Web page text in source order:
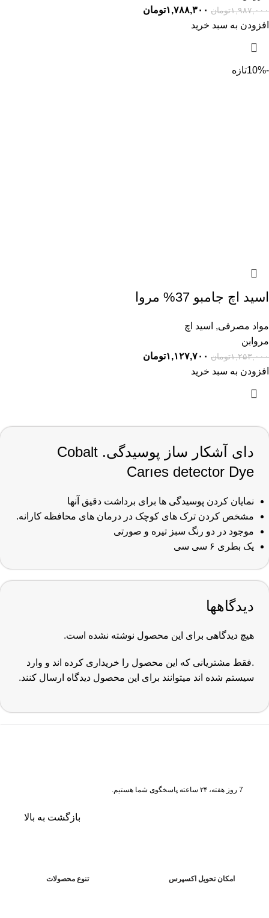
۱,۹۸۷,۰۰۰تومان ۱,۷۸۸,۳۰۰تومان
افزودن به سبد خرید
-10% تازه
اسید اچ جامبو 37% مروا
مواد مصرفی, اسید اچ
مروابن
۱,۲۵۳,۰۰۰تومان ۱,۱۲۷,۷۰۰تومان
افزودن به سبد خرید
دای آشکار ساز پوسیدگی. Cobalt
Carıes detector Dye
نمایان کردن پوسیدگی ها برای برداشت دقیق آنها
مشخص کردن ترک های کوچک در درمان های محافظه کارانه.
موجود در دو رنگ سبز تیره و صورتی
یک بطری ۶ سی سی
دیدگاهها
هیچ دیدگاهی برای این محصول نوشته نشده است.
.فقط مشتریانی که این محصول را خریداری کرده اند و وارد
سیستم شده اند میتوانند برای این محصول دیدگاه ارسال کنند.
بازگشت به بالا
امکان تحویل اکسپرس تنوع محصولات